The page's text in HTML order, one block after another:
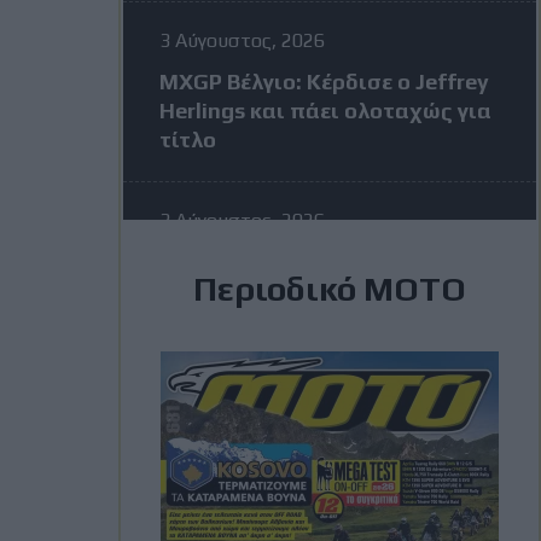
3 Αύγουστος, 2026
MXGP Βέλγιο: Κέρδισε ο Jeffrey
Herlings και πάει ολοταχώς για
τίτλο
3 Αύγουστος, 2026
διώξει τον Vinales στην μέση
Ισπανού
3 Αύγουστος, 2026
Romaniacs: Τελικά
αποτελέσματα ανά κατηγορία –
Τι θέσεις πήραν οι Έλληνες
Περιοδικό ΜΟΤΟ